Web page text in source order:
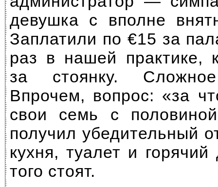
девушка с вполне
Заплатили по €15 за
раз в нашей практике,
за стоянку.
Впрочем, вопрос: «за
свои семь с
получил убедительный
кухня, туалет и
того стоят.